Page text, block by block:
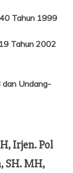
Tahun 1999
Tahun 2002
dan Undang-
Irjen. Pol
SH. MH,